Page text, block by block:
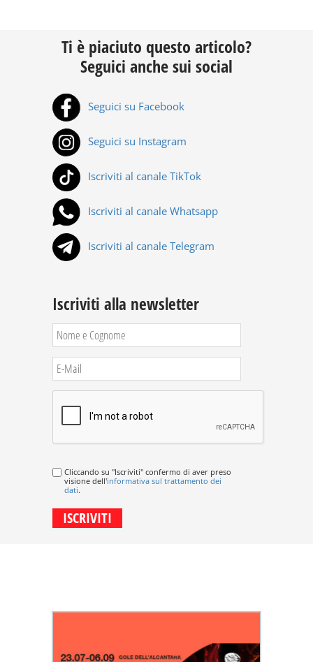
Ti è piaciuto questo articolo?
Seguici anche sui social
Seguici su Facebook
Seguici su Instagram
Iscriviti al canale TikTok
Iscriviti al canale Whatsapp
Iscriviti al canale Telegram
Iscriviti alla newsletter
Cliccando su "Iscriviti" confermo di aver preso
visione dell'informativa sul trattamento dei
dati.